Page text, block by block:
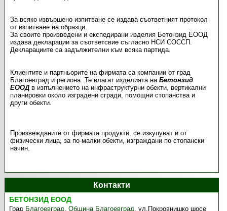
За всяко извършено изпитване се издава съответният протокол
от изпитване на образци.
За своите произведени и експедирани изделия Бетонзид ЕООД
издава декларации за съответсвие съгласно НСИ СОССП.
Декларациите са задължителни към всяка партида.
Клиентите и партньорите на фирмата са компании от град
Благоевград и региона. Те влагат изделията на Бетонзид
ЕООДв изпълнението на инфраструктурни обекти, вертикални
планировки около изградени сгради, помощни стопанства и
други обекти.
Произвежданите от фирмата продукти, се изкупуват и от
физически лица, за по-малки обекти, изграждани по стопански
начин.
Контакти
БЕТОНЗИД ЕООД
Град Благоевград,Община Благоевград,ул.Покровнишко шосе